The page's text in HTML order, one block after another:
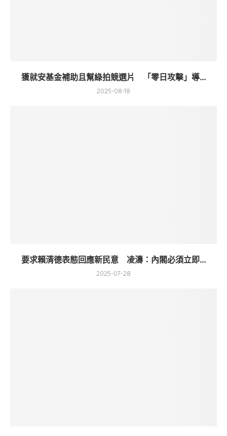
獲就安基金補助且幫綠拍競選片 「零日攻擊」導...
2025-08-18
要求賴清德表態回應新民意 凌濤：內閣必須立即...
2025-07-28